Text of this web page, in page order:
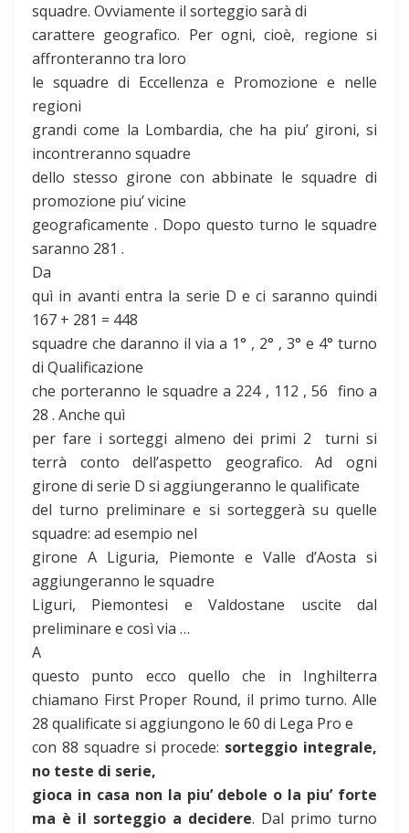
squadre. Ovviamente il sorteggio sarà di
carattere geografico. Per ogni, cioè, regione si
affronteranno tra loro
le squadre di Eccellenza e Promozione e nelle
regioni
grandi come la Lombardia, che ha piu’ gironi, si
incontreranno squadre
dello stesso girone con abbinate le squadre di
promozione piu’ vicine
geograficamente . Dopo questo turno le squadre
saranno 281 .
Da
quì in avanti entra la serie D e ci saranno quindi
167 + 281 = 448
squadre che daranno il via a 1° , 2° , 3° e 4° turno
di Qualificazione
che porteranno le squadre a 224 , 112 , 56 fino a
28 . Anche quì
per fare i sorteggi almeno dei primi 2 turni si
terrà conto dell’aspetto geografico. Ad ogni
girone di serie D si aggiungeranno le qualificate
del turno preliminare e si sorteggerà su quelle
squadre: ad esempio nel
girone A Liguria, Piemonte e Valle d’Aosta si
aggiungeranno le squadre
Liguri, Piemontesi e Valdostane uscite dal
preliminare e così via …
A
questo punto ecco quello che in Inghilterra
chiamano First Proper Round, il primo turno. Alle
28 qualificate si aggiungono le 60 di Lega Pro e
con 88 squadre si procede: sorteggio integrale,
no teste di serie,
gioca in casa non la piu’ debole o la piu’ forte
ma è il sorteggio a decidere. Dal primo turno